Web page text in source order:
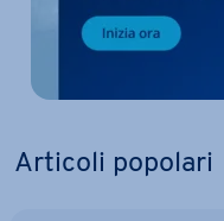
Articoli popolari